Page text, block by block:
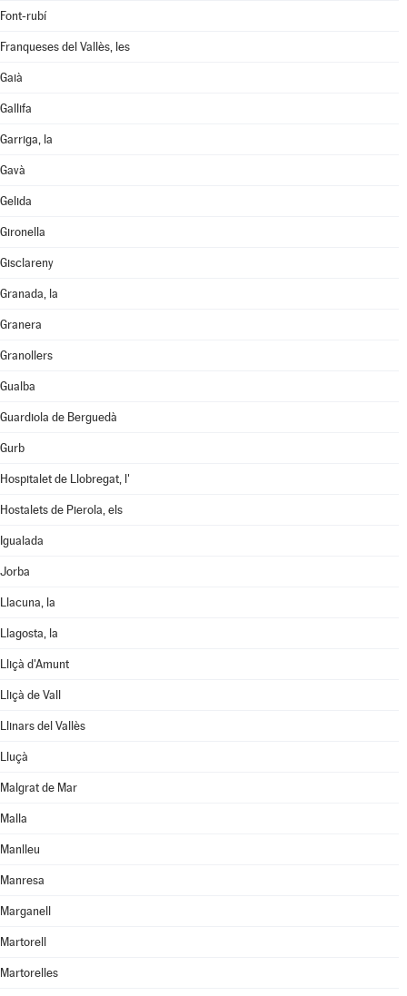
Font-rubí
Franqueses del Vallès, les
Gaià
Gallifa
Garriga, la
Gavà
Gelida
Gironella
Gisclareny
Granada, la
Granera
Granollers
Gualba
Guardiola de Berguedà
Gurb
Hospitalet de Llobregat, l'
Hostalets de Pierola, els
Igualada
Jorba
Llacuna, la
Llagosta, la
Lliçà d'Amunt
Lliçà de Vall
Llinars del Vallès
Lluçà
Malgrat de Mar
Malla
Manlleu
Manresa
Marganell
Martorell
Martorelles